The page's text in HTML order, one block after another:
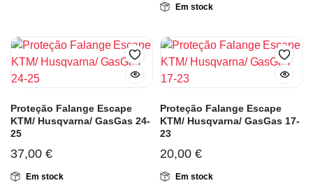
Em stock
Proteção Falange Escape
KTM/ Husqvarna/ GasGas 24-
25
37,00 €
Em stock
Proteção Falange Escape
KTM/ Husqvarna/ GasGas 17-
23
20,00 €
Em stock